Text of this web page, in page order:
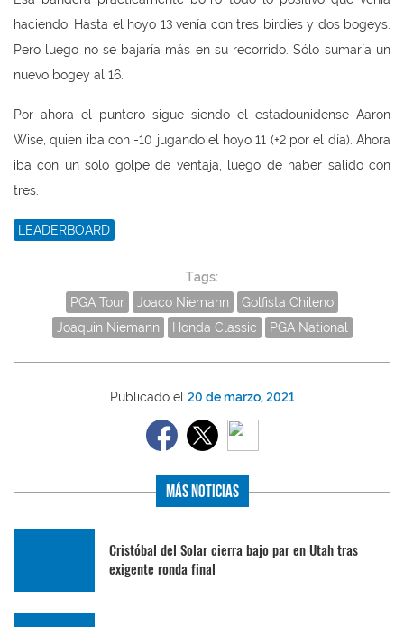
haciendo. Hasta el hoyo 13 venía con tres birdies y dos bogeys.
Pero luego no se bajaría más en su recorrido. Sólo sumaría un
nuevo bogey al 16.
Por ahora el puntero sigue siendo el estadounidense Aaron
Wise, quien iba con -10 jugando el hoyo 11 (+2 por el día). Ahora
iba con un solo golpe de ventaja, luego de haber salido con
tres.
LEADERBOARD
Tags:
PGA Tour
Joaco Niemann
Golfista Chileno
Joaquin Niemann
Honda Classic PGA National
Publicado el 20 de marzo, 2021
Más Noticias
Cristóbal del Solar cierra bajo par en Utah tras
exigente ronda final